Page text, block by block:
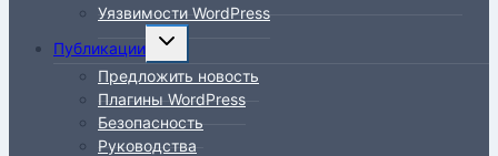
Уязвимости WordPress
Публикации
Переключить
дочернее
меню
Предложить новость
Плагины WordPress
Безопасность
Руководства